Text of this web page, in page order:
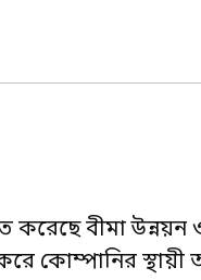
করেছে বীমা
কোম্পানির